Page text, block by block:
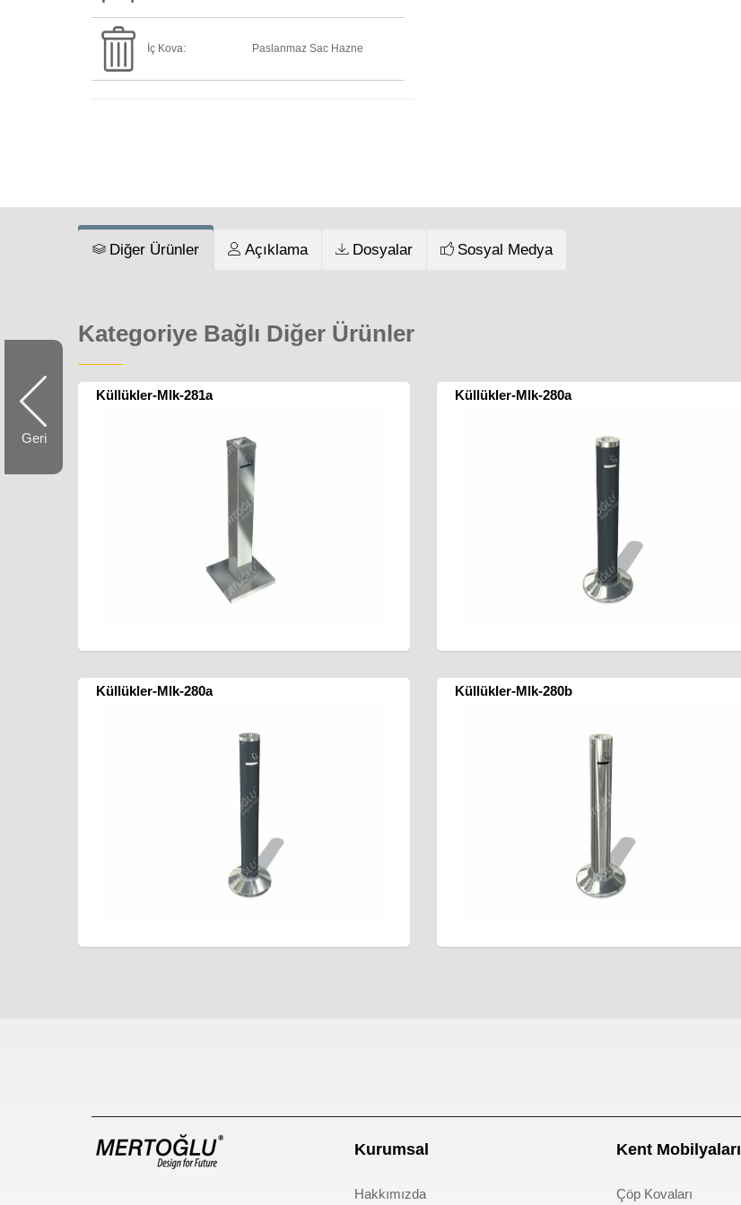
Geri
İç Kova: Paslanmaz Sac Hazne
Diğer Ürünler Açıklama Dosyalar Sosyal Medya
Kategoriye Bağlı Diğer Ürünler
Küllükler-Mlk-281a Küllükler-Mlk-280a
Küllükler-Mlk-280a Küllükler-Mlk-280b
Kurumsal
Hakkımızda
Kent Mobilyaları
Çöp Kovaları